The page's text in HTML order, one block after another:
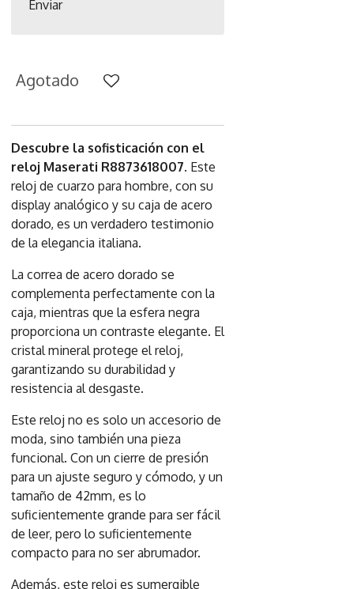
Enviar
Agotado
Descubre la sofisticación con el
reloj Maserati R8873618007. Este
reloj de cuarzo para hombre, con su
display analógico y su caja de acero
dorado, es un verdadero testimonio
de la elegancia italiana.
La correa de acero dorado se
complementa perfectamente con la
caja, mientras que la esfera negra
proporciona un contraste elegante. El
cristal mineral protege el reloj,
garantizando su durabilidad y
resistencia al desgaste.
Este reloj no es solo un accesorio de
moda, sino también una pieza
funcional. Con un cierre de presión
para un ajuste seguro y cómodo, y un
tamaño de 42mm, es lo
suficientemente grande para ser fácil
de leer, pero lo suficientemente
compacto para no ser abrumador.
Además, este reloj es sumergible